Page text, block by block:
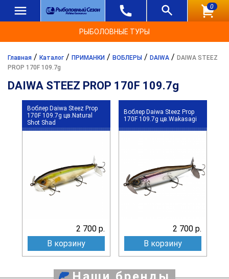
0
РЫБОЛОВНЫЕ ТУРЫ
Главная / Каталог / ПРИМАНКИ / ВОБЛЕРЫ / DAIWA / DAIWA STEEZ
PROP 170F 109.7g
DAIWA STEEZ PROP 170F 109.7g
Воблер Daiwa Steez Prop
170F 109.7g цв.Natural
Shot Shad
2 700 р.
В корзину
Воблер Daiwa Steez Prop
170F 109.7g цв.Wakasagi
2 700 р.
В корзину